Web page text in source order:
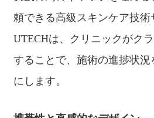
頼できる高級スキンケア技術
UTECHは、クリニックがク
することで、施術の進捗状況
にします。